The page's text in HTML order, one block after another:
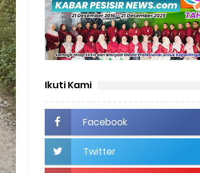
Ikuti Kami
Facebook
Twitter